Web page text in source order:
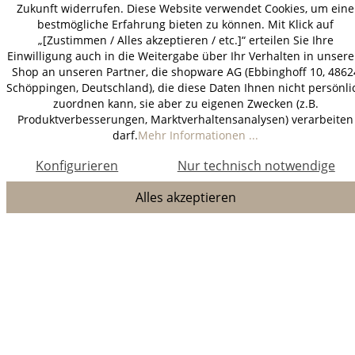
Zukunft widerrufen. Diese Website verwendet Cookies, um eine
bestmögliche Erfahrung bieten zu können. Mit Klick auf
„[Zustimmen / Alles akzeptieren / etc.]“ erteilen Sie Ihre
Einwilligung auch in die Weitergabe über Ihr Verhalten in
Shop an unseren Partner, die shopware AG (Ebbinghoff 10,
Schöppingen, Deutschland), die diese Daten Ihnen nicht
zuordnen kann, sie aber zu eigenen Zwecken (z.B.
Produktverbesserungen, Marktverhaltensanalysen) verarbeiten
darf.Mehr Informationen ...
Nur technisch notwendige
Konfigurieren
Alles akzeptieren